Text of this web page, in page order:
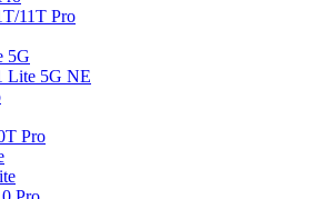
11T Pro
5G
Lite 5G NE
Pro